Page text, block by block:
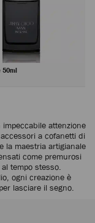
50ml
attenzione
a cofanetti di
la maestria artigianale
come premurosi
tempo stesso.
ogni creazione è
lasciare il segno.